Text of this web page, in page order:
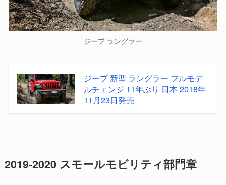
ジープ ラングラー
ジープ 新型 ラングラー フルモデ
ルチェンジ 11年ぶり 日本 2018年
11月23日発売
2019-2020 スモールモビリティ部門章